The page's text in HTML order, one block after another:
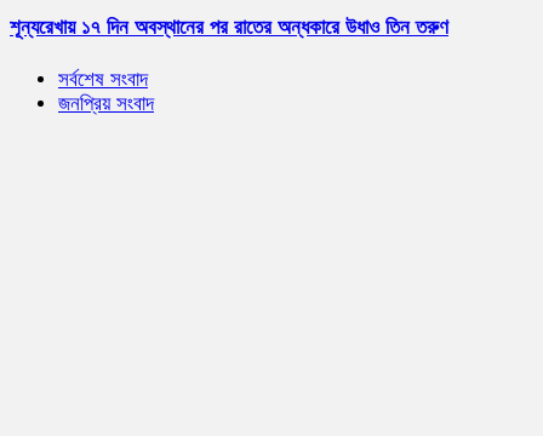
শূন্যরেখায় ১৭ দিন অবস্থানের পর রাতের অন্ধকারে উধাও তিন তরুণ
সর্বশেষ সংবাদ
জনপ্রিয় সংবাদ